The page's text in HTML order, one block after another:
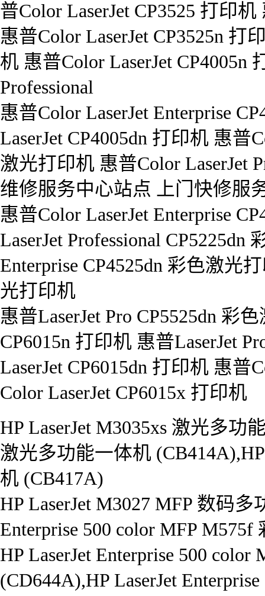
普Color LaserJet CP3525 打印
惠普Color LaserJet CP3525n 打
机 惠普Color LaserJet CP4005n
Professional
惠普Color LaserJet Enterprise
LaserJet CP4005dn 打印机 惠普
激光打印机 惠普Color LaserJet
维修服务中心站点 上门快修服
惠普Color LaserJet Enterprise
LaserJet Professional
Enterprise CP4525dn 彩色激光
光打印机
惠普LaserJet Pro CP5525dn 彩
CP6015n 打印机 惠普LaserJet
LaserJet CP6015dn 打印机 惠普
Color LaserJet CP6015x 打印机
HP LaserJet M3035xs 激光多功
激光多功能一体机
机 (CB417A)
HP LaserJet M3027 MFP 数码
Enterprise 500 color MFP
HP LaserJet Enterprise 500
(CD644A),HP LaserJet